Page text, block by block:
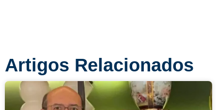
Artigos Relacionados